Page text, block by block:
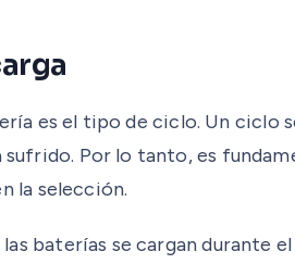
es el tipo de ciclo. Un ciclo
Por lo tanto, es
la selección.
baterías se cargan durante